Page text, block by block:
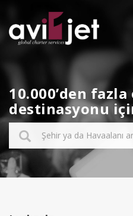
10.000’den
destinasyonu